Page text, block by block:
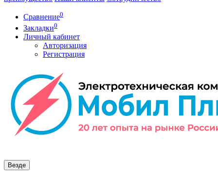
Сравнение0
Закладки0
Личный кабинет
Авторизация
Регистрация
Везде